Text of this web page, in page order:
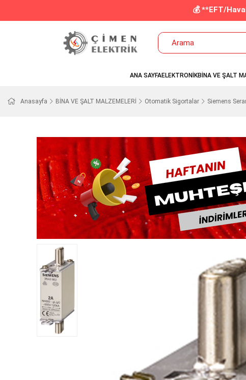
💰 **EFT/
ANA SAYFAELEKTRONİKBİNA VE ŞALT
Anasayfa BİNA VE ŞALT MALZEMELERİ Otomatik Sigortalar Siemens